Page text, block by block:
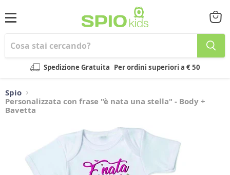
Menu
Spedizione Gratuita Per ordini superiori a € 50
il
Spio
Personalizzata con frase "è nata una stella" - Body +
Bavetta